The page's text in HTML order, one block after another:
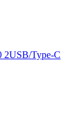
2USB/Type-C